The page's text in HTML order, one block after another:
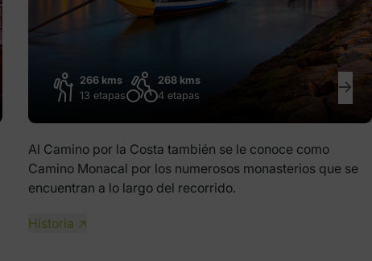
266 kms
13 etapas
268 kms
4 etapas
Al Camino por la Costa también se le conoce como
Camino Monacal por los numerosos monasterios que se
encuentran a lo largo del recorrido.
Historia ↗